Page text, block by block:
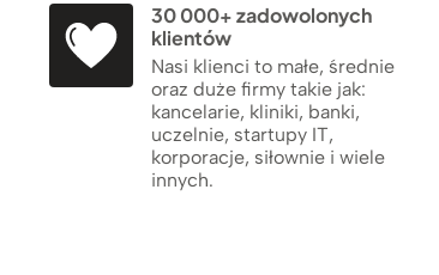
30 000+ zadowolonych
klientów
Nasi klienci to małe, średnie
oraz duże firmy takie jak:
kancelarie, kliniki, banki,
uczelnie, startupy IT,
korporacje, siłownie i wiele
innych.